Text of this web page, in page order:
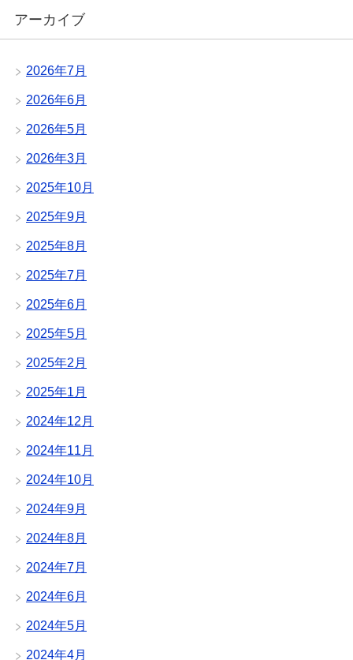
アーカイブ
2026年7月
2026年6月
2026年5月
2026年3月
2025年10月
2025年9月
2025年8月
2025年7月
2025年6月
2025年5月
2025年2月
2025年1月
2024年12月
2024年11月
2024年10月
2024年9月
2024年8月
2024年7月
2024年6月
2024年5月
2024年4月